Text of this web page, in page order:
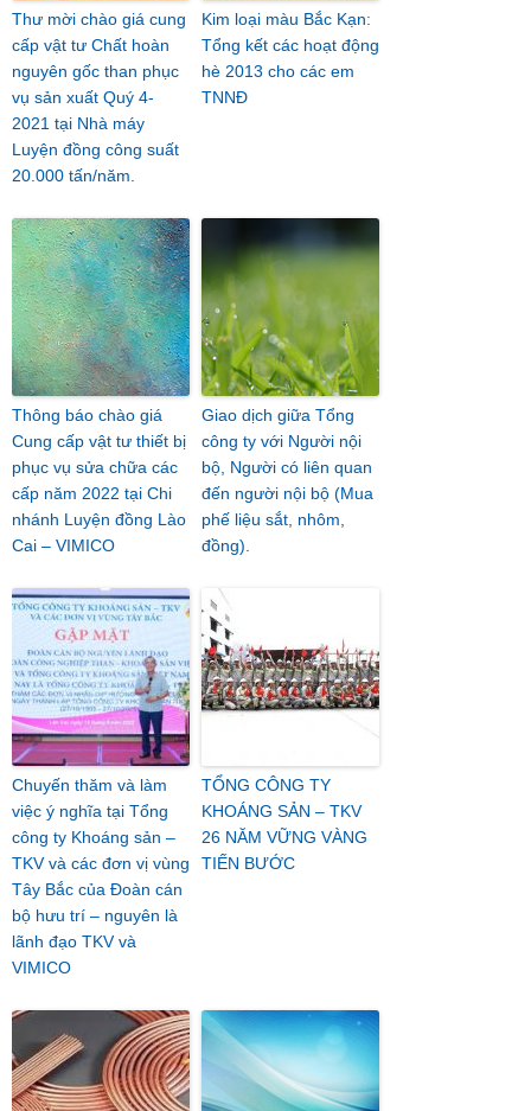
Thư mời chào giá cung
cấp vật tư Chất hoàn
nguyên gốc than phục
vụ sản xuất Quý 4-
2021 tại Nhà máy
Luyện đồng công suất
20.000 tấn/năm.
Kim loại màu Bắc Kạn:
Tổng kết các hoạt động
hè 2013 cho các em
TNNĐ
Thông báo chào giá
Cung cấp vật tư thiết bị
phục vụ sửa chữa các
cấp năm 2022 tại Chi
nhánh Luyện đồng Lào
Cai – VIMICO
Giao dịch giữa Tổng
công ty với Người nội
bộ, Người có liên quan
đến người nội bộ (Mua
phế liệu sắt, nhôm,
đồng).
Chuyến thăm và làm
việc ý nghĩa tại Tổng
công ty Khoáng sản –
TKV và các đơn vị vùng
Tây Bắc của Đoàn cán
bộ hưu trí – nguyên là
lãnh đạo TKV và
VIMICO
TỔNG CÔNG TY
KHOÁNG SẢN – TKV
26 NĂM VỮNG VÀNG
TIẾN BƯỚC